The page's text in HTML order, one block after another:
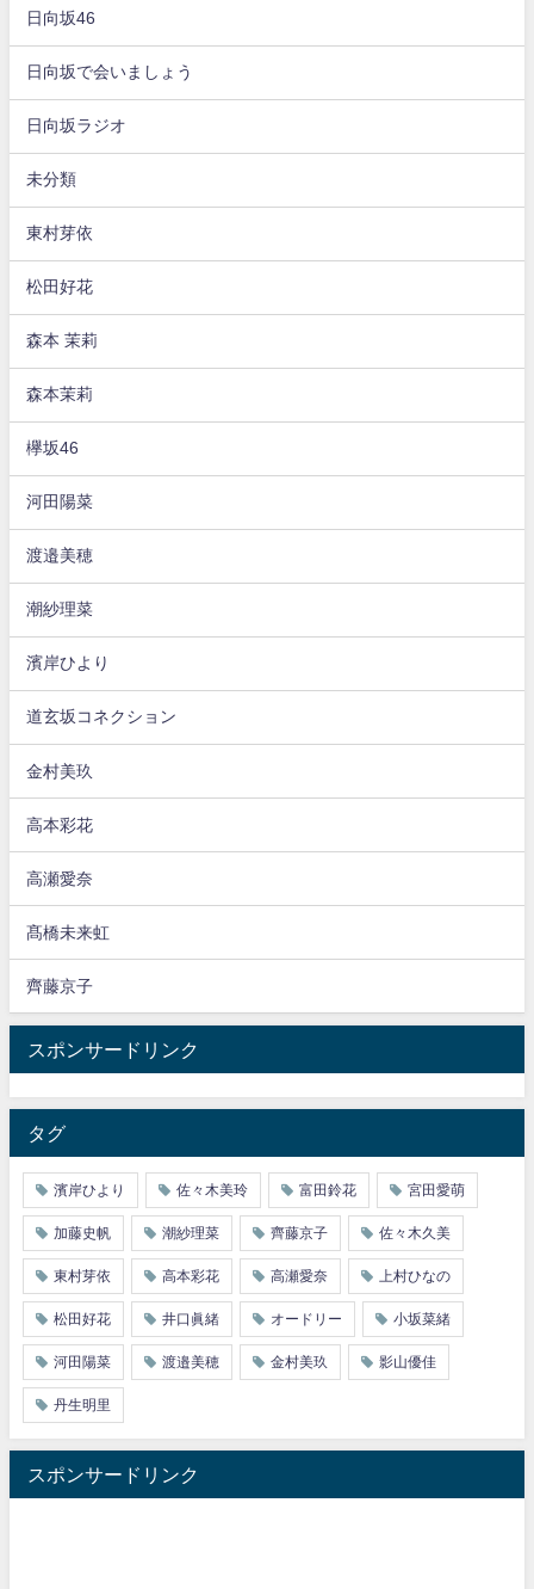
日向坂46
日向坂で会いましょう
日向坂ラジオ
未分類
東村芽依
松田好花
森本 茉莉
森本茉莉
欅坂46
河田陽菜
渡邉美穂
潮紗理菜
濱岸ひより
道玄坂コネクション
金村美玖
高本彩花
高瀬愛奈
髙橋未来虹
齊藤京子
スポンサードリンク
タグ
濱岸ひより 佐々木美玲 富田鈴花 宮田愛萌
加藤史帆 潮紗理菜 齊藤京子 佐々木久美
東村芽依 高本彩花 高瀬愛奈 上村ひなの
松田好花 井口眞緒 オードリー 小坂菜緒
河田陽菜 渡邉美穂 金村美玖 影山優佳
丹生明里
スポンサードリンク